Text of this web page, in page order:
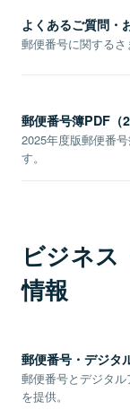
よくあるご質問・
郵便番号に関するさ
郵便番号簿PDF（
2025年度版郵便番
す。
ビジネス
情報
郵便番号・デジタ
郵便番号とデジタ
を提供。